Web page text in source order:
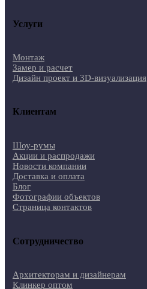
Услуги
Монтаж
Замер и расчет
Дизайн проект и 3D-визуализация
Клиентам
Шоу-румы
Акции и распродажи
Новости компании
Доставка и оплата
Блог
Фотографии объектов
Страница контактов
Сотрудничество
Архитекторам и дизайнерам
Клинкер оптом